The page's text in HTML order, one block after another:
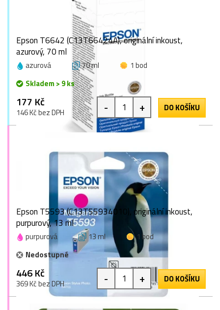
Epson T6642 (C13T66424A), originální inkoust,
azurový, 70 ml
azurová 70 ml
1 bod
Skladem > 9 ks
177 Kč
146 Kč bez DPH - + DO KOŠÍKU
Epson T5593 (C13T55934010), originální inkoust,
purpurový, 13 ml
purpurová 13 ml
1 bod
Nedostupné
446 Kč
369 Kč bez DPH - + DO KOŠÍKU